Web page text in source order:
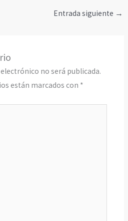
Entrada siguiente →
no será publicada.
están marcados con *